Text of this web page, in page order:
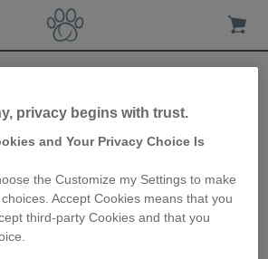
de votre chien
en été
privacy begins with trust.
and Your Privacy Choice Is
the Customize my Settings to make
Accept Cookies means that you
third-party Cookies and that you